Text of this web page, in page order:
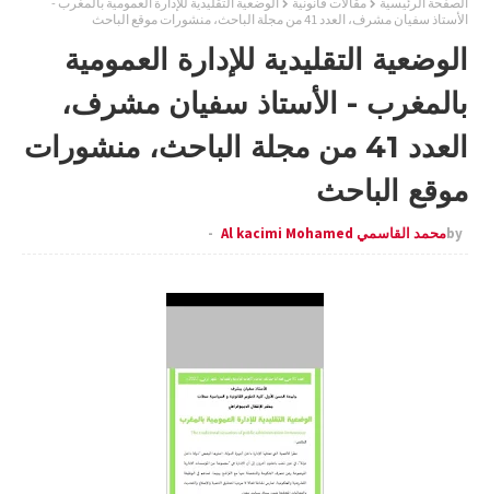
الأستاذ سفيان مشرف، العدد 41 من مجلة الباحث، منشورات موقع الباحث
الوضعية التقليدية للإدارة العمومية
بالمغرب - الأستاذ سفيان مشرف،
العدد 41 من مجلة الباحث، منشورات
موقع الباحث
byمحمد القاسمي Al kacimi Mohamed